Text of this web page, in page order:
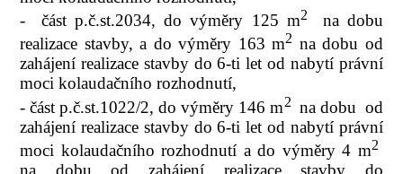
-
část p.č.st.2034, do výměry 125 m2
na dobu
realizace stavby, a do výměry 163 m2 na dobu od
zahájení realizace stavby do 6-ti let od nabytí právní
moci kolaudačního rozhodnutí,
- část p.č.st.1022/2, do výměry 146 m2 na dobu od
zahájení realizace stavby do 6-ti let od nabytí právní
moci kolaudačního rozhodnutí a do výměry 4 m2
na dobu od zahájení realizace stavby do